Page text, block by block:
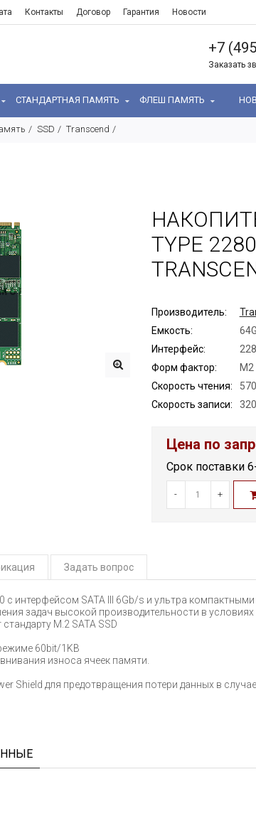
Контакты Договор Гарантия Новости
+7
Заказать
СТАНДАРТНАЯ ПАМЯТЬ ФЛЕШ ПАМЯТЬ
SSD Transcend
TYPE
Производитель:
Емкость:
Интерфейс:
Форм фактор:
M2
Скорость чтения:
Скорость записи:
Цена по
Срок поставки
- +
Задать вопрос
с интерфейсом SATA III 6Gb/s и ультра
задач высокой производительности в
M.2 SATA SSD
60bit/1KB
износа ячеек памяти.
Shield для предотвращения потери данных в